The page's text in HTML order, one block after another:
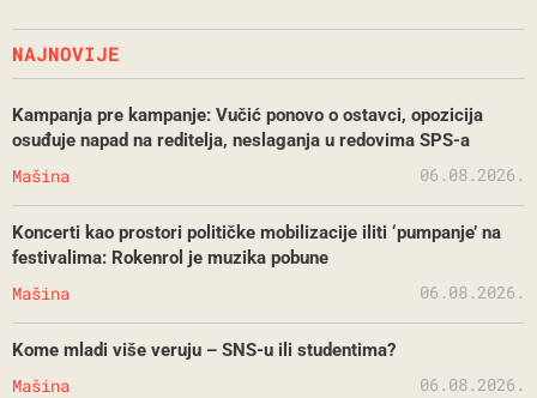
NAJNOVIJE
Kampanja pre kampanje: Vučić ponovo o ostavci, opozicija
osuđuje napad na reditelja, neslaganja u redovima SPS-a
Mašina 06.08.2026.
Koncerti kao prostori političke mobilizacije iliti ‘pumpanje’ na
festivalima: Rokenrol je muzika pobune
Mašina 06.08.2026.
Kome mladi više veruju – SNS-u ili studentima?
Mašina 06.08.2026.